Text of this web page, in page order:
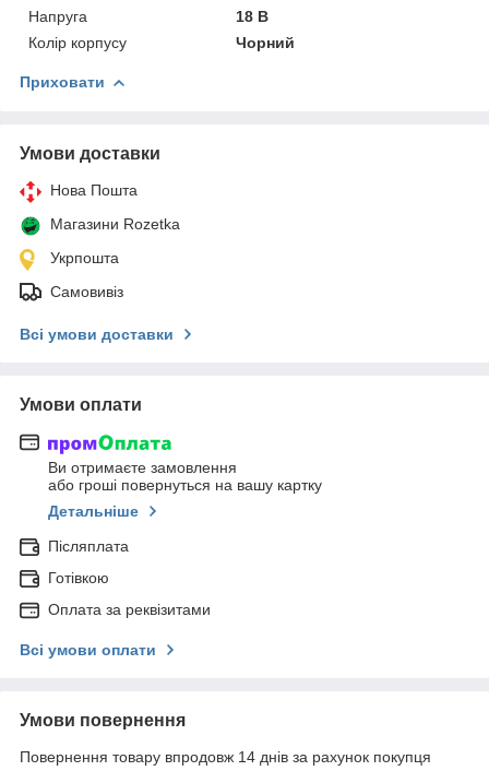
Напруга
18 В
Колір корпусу
Чорний
Приховати
Умови доставки
Нова Пошта
Магазини Rozetka
Укрпошта
Самовивіз
Всі умови доставки
Умови оплати
Ви отримаєте замовлення
або гроші повернуться на вашу картку
Детальніше
Післяплата
Готівкою
Оплата за реквізитами
Всі умови оплати
Умови повернення
Повернення товару впродовж 14 днів за рахунок покупця